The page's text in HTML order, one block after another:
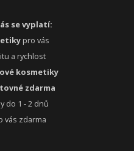
se vyplatí:
pro vás
a rychlost
kosmetiky
zdarma
do 1 - 2 dnů
vás zdarma